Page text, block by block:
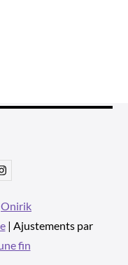
Onirik
| Ajustements par
fin